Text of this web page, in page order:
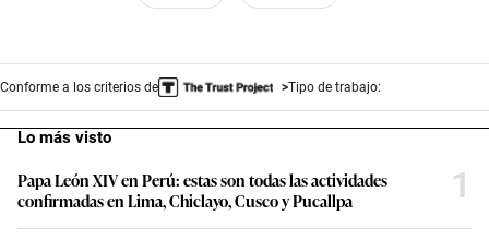
Conforme a los criterios de Tipo de trabajo:
Lo más visto
Papa León XIV en Perú: estas son todas las actividades
confirmadas en Lima, Chiclayo, Cusco y Pucallpa
1